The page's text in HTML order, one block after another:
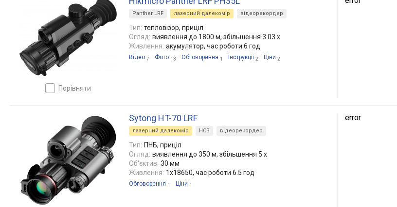
порівняти
Panther LRF лазерний далекомір відеорекордер
Тип: тепловізор, приціл
Огляд: виявлення до 1800 м, збільшення 3.03 x
Живлення: акумулятор, час роботи 6 год
Відео 7 Фото 13 Обговорення 1 Інструкції 2 Ціни 2
Sytong HT-70 LRF
лазерний далекомір НСВ відеорекордер
Тип: ПНБ, приціл
Огляд: виявлення до 350 м, збільшення 5 x
Об'єктив: 30 мм
Живлення: 1x18650, час роботи 6.5 год
Обговорення 1 Ціни 1
error